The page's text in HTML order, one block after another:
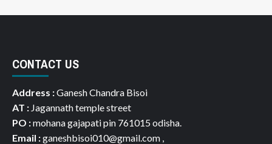
CONTACT US
Address :Ganesh Chandra Bisoi
AT : Jagannath temple street
PO :mohana gajapati pin 761015 odisha.
Email :ganeshbisoi010@gmail.com ,